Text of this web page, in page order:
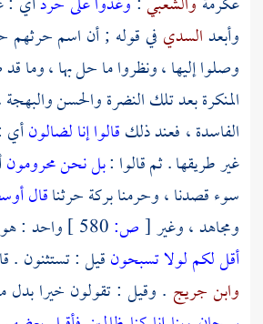
وأبعدالسدي في قوله ; أن اسم حرثهم
وصلوا إليها ، ونظروا ما حل بها ، وما
المنكرة بعد تلك النضرة والحسن
الفاسدة ، فعند ذلكقالوا إنا لضالونأي
غير طريقها . ثم قالوا :بل نحن محرومون
سوء قصدنا ، وحرمنا بركة حرثناقال
ومجاهد ،وغير[ص: واحد :
أقل لكم لولا تسبحونقيل : تستثنون .
وابن جريج . وقيل : تقولون خيرا بدل